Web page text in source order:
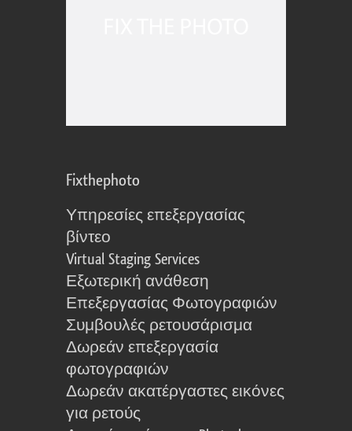
Fixthephoto
Υπηρεσίες επεξεργασίας
βίντεο
Virtual Staging Services
Εξωτερική ανάθεση
Επεξεργασίας Φωτογραφιών
Συμβουλές ρετουσάρισμα
Δωρεάν επεξεργασία
φωτογραφιών
Δωρεάν ακατέργαστες εικόνες
για ρετούς